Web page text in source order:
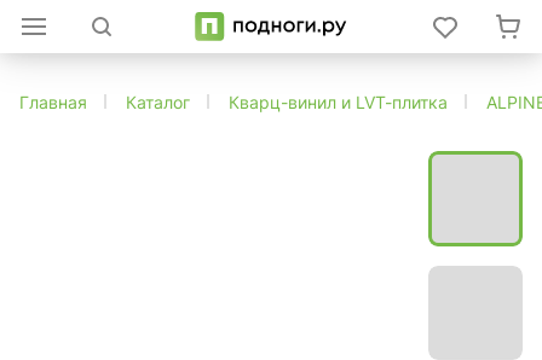
Главная Каталог Кварц-винил и LVT-плитка